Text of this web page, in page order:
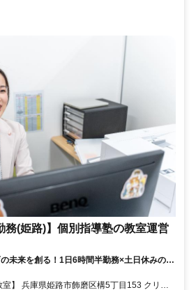
務(姫路)】個別指導塾の教室運営
未来を創る！1日6時間半勤務×土日休みの新